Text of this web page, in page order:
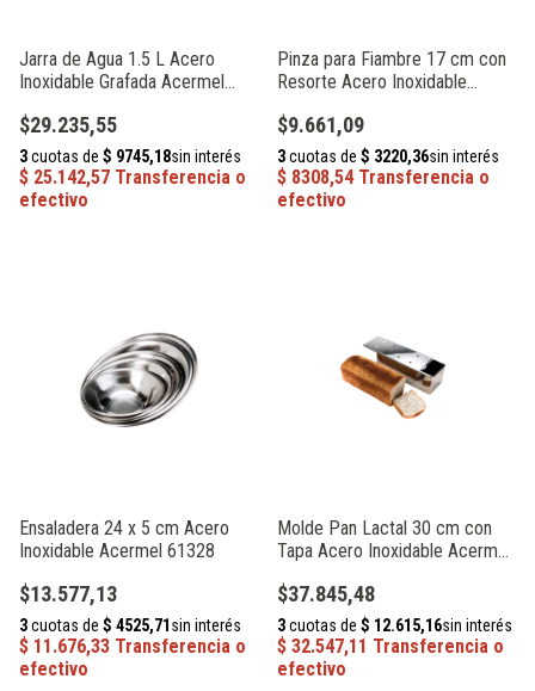
Jarra de Agua 1.5 L Acero
Inoxidable Grafada Acermel
$29.235,55
Pinza para Fiambre 17 cm con
Resorte Acero Inoxidable
$9.661,09
Ensaladera 24 x 5 cm Acero
Inoxidable Acermel 61328
$13.577,13
Molde Pan Lactal 30 cm con
Tapa Acero Inoxidable Acermel
$37.845,48